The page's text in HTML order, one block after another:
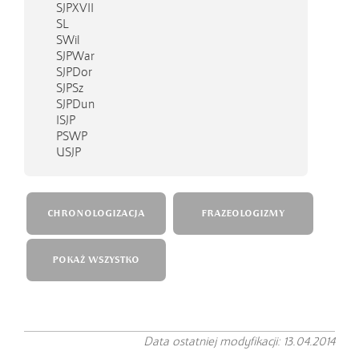
SJPXVII
SL
SWil
SJPWar
SJPDor
SJPSz
SJPDun
ISJP
PSWP
USJP
CHRONOLOGIZACJA FRAZEOLOGIZMY
POKAŻ WSZYSTKO
Data ostatniej modyfikacji: 13.04.2014